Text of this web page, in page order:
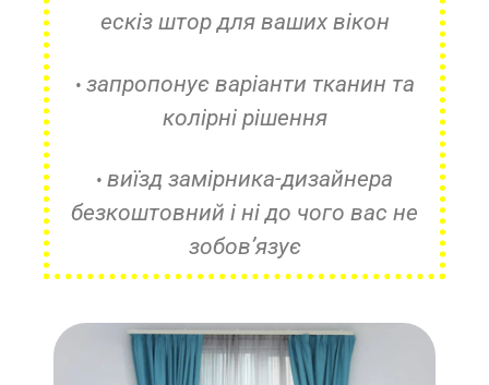
ескіз штор для ваших вікон
• запропонує варіанти тканин та
колірні рішення
• виїзд замірника-дизайнера
безкоштовний і ні до чого вас не
зобов’язує